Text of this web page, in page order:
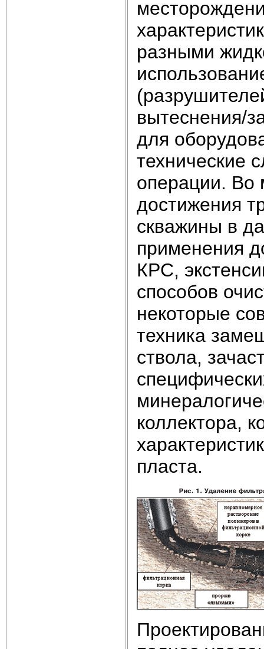
разными
вытеснения/
для
технические
операции. Во
достижения
скважины в
применения
КРС,
способов
некоторые
техника
ствола,
коллектора,
пласта.